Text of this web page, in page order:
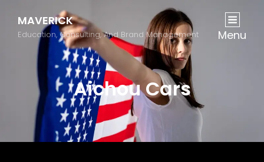
MAVERICK
Education, Consulting, And Brand Management Menu
Aichou Cars